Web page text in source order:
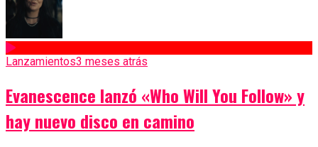
Lanzamientos3 meses atrás
Evanescence lanzó «Who Will You Follow» y
hay nuevo disco en camino